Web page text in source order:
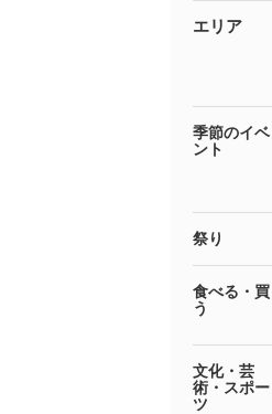
エリア
季節のイベ
ント
祭り
食べる・買
う
文化・芸
術・スポー
ツ